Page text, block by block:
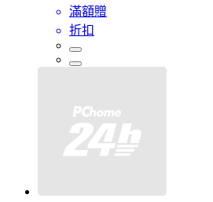
滿額贈
折扣